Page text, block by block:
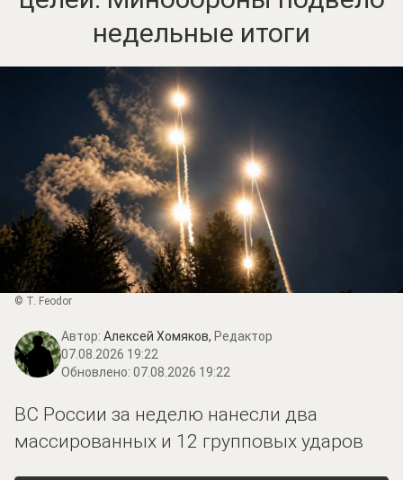
недельные итоги
© T. Feodor
Автор: Алексей Хомяков, Редактор
07.08.2026 19:22
Обновлено: 07.08.2026 19:22
ВС России за неделю нанесли два
массированных и 12 групповых ударов